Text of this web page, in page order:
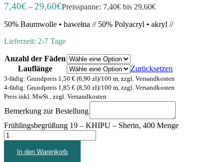
7,40€ – 29,60€Preisspanne: 7,40€ bis 29,60€
50% Baumwolle • bawełna // 50% Polyacryl • akryl //
Lieferzeit: 2-7 Tage
Anzahl der Fäden
Lauflänge
Zurücksetzen
3-fädig: Grundpreis 1,50 € (6,90 zł)/100 m, zzgl. Versandkosten
4-fädig: Grundpreis 1,85 € (8,50 zł)/100 m, zzgl. Versandkosten
Preis inkl. MwSt., zzgl. Versandkosten
Bemerkung zur Bestellung
Frühlingsbegrüßung 19 – KHIPU – Sherin, 400 Menge
In den Warenkorb